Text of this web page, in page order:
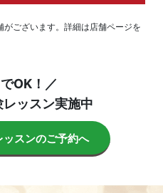
ございます。詳細は店舗ページを
OK！／
ッスン実施中
ッスンのご予約へ